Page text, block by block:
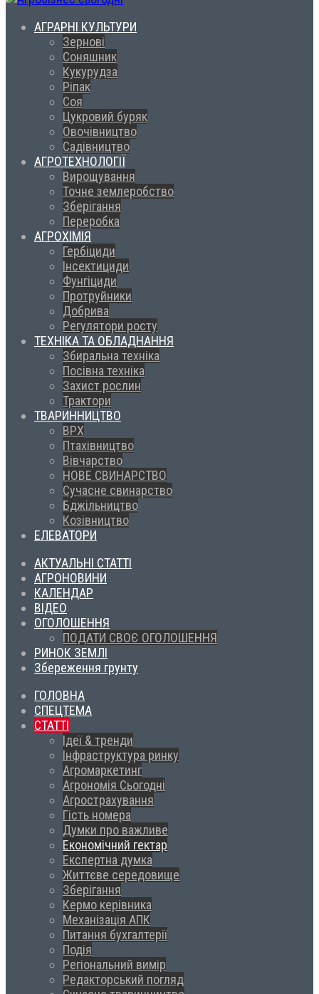
АГРАРНІ КУЛЬТУРИ
Зернові
Соняшник
Кукурудза
Ріпак
Соя
Цукровий буряк
Овочівництво
Садівництво
АГРОТЕХНОЛОГІЇ
Вирощування
Точне землеробство
Зберігання
Переробка
АГРОХІМІЯ
Гербіциди
Інсектициди
Фунгіциди
Протруйники
Добрива
Регулятори росту
ТЕХНІКА ТА ОБЛАДНАННЯ
Збиральна техніка
Посівна техніка
Захист рослин
Трактори
ТВАРИННИЦТВО
ВРХ
Птахівництво
Вівчарство
НОВЕ СВИНАРСТВО
Сучасне свинарство
Бджільництво
Козівництво
ЕЛЕВАТОРИ
АКТУАЛЬНІ СТАТТІ
АГРОНОВИНИ
КАЛЕНДАР
ВІДЕО
ОГОЛОШЕННЯ
ПОДАТИ СВОЄ ОГОЛОШЕННЯ
РИНОК ЗЕМЛІ
Збереження грунту
ГОЛОВНА
СПЕЦТЕМА
СТАТТІ
Ідеї & тренди
Інфраструктура ринку
Агромаркетинг
Агрономія Сьогодні
Агрострахування
Гість номера
Думки про важливе
Економічний гектар
Експертна думка
Життєве середовище
Зберігання
Кермо керівника
Механізація АПК
Питання бухгалтерії
Подія
Регіональний вимір
Редакторський погляд